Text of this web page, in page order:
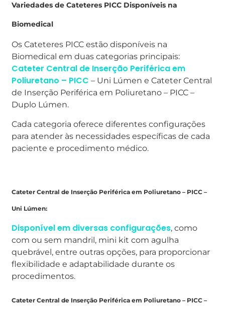
Variedades de Cateteres PICC Disponíveis na
Biomedical
Os Cateteres PICC estão disponíveis na
Biomedical em duas categorias principais:
Cateter Central de Inserção Periférica em
Poliuretano – PICC – Uni Lúmen e Cateter Central
de Inserção Periférica em Poliuretano – PICC –
Duplo Lúmen.
Cada categoria oferece diferentes configurações
para atender às necessidades específicas de cada
paciente e procedimento médico.
Cateter Central de Inserção Periférica em Poliuretano – PICC –
Uni Lúmen:
Disponível em diversas configurações, como
com ou sem mandril, mini kit com agulha
quebrável, entre outras opções, para proporcionar
flexibilidade e adaptabilidade durante os
procedimentos.
Cateter Central de Inserção Periférica em Poliuretano – PICC –